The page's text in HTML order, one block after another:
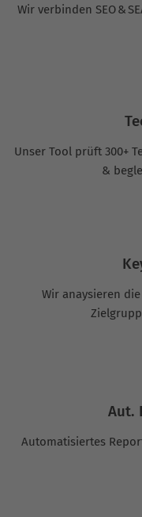
Wir verbinden SEO &
Unser Tool prüft 300+
&
Wir anaysieren
Aut.
Automatisiertes